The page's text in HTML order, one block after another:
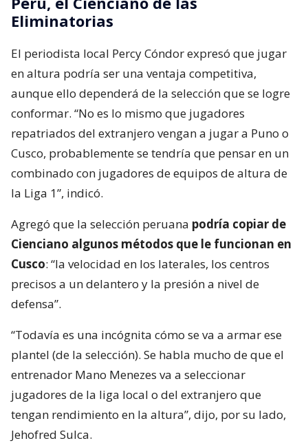
Eliminatorias
El periodista local Percy Cóndor expresó que jugar
en altura podría ser una ventaja competitiva,
aunque ello dependerá de la selección que se logre
conformar. “No es lo mismo que jugadores
repatriados del extranjero vengan a jugar a Puno o
Cusco, probablemente se tendría que pensar en un
combinado con jugadores de equipos de altura de
la Liga 1”, indicó.
Agregó que la selección peruana podría copiar de
Cienciano algunos métodos que le funcionan en
Cusco: “la velocidad en los laterales, los centros
precisos a un delantero y la presión a nivel de
defensa”.
“Todavía es una incógnita cómo se va a armar ese
plantel (de la selección). Se habla mucho de que el
entrenador Mano Menezes va a seleccionar
jugadores de la liga local o del extranjero que
tengan rendimiento en la altura”, dijo, por su lado,
Jehofred Sulca.